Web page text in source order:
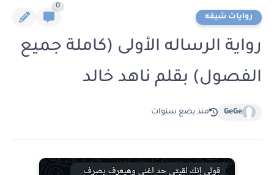
روايات شيقه
0
رواية الرساله الأولى (كاملة جميع
الفصول) بقلم ناهد خالد
GeGe منذ بضع سنوات